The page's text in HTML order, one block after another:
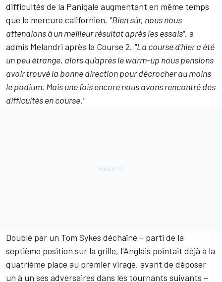
difficultés de la Panigale augmentant en même temps
que le mercure californien. "Bien sûr, nous nous
attendions à un meilleur résultat après les essais", a
admis Melandri après la Course 2. "La course d'hier a été
un peu étrange, alors qu'après le warm-up nous pensions
avoir trouvé la bonne direction pour décrocher au moins
le podium. Mais une fois encore nous avons rencontré des
difficultés en course."
Doublé par un Tom Sykes déchaîné – parti de la
septième position sur la grille, l'Anglais pointait déjà à la
quatrième place au premier virage, avant de déposer
un à un ses adversaires dans les tournants suivants –